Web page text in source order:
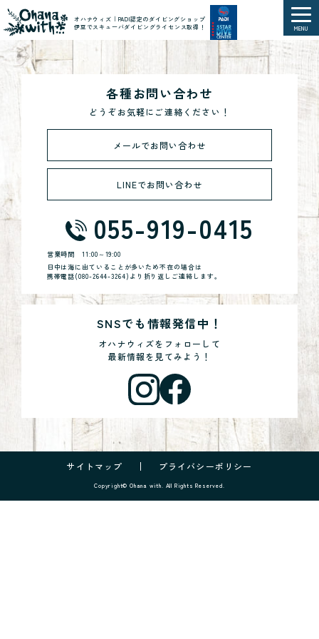
オハナウィズ｜PADI認定のダイビングショップ
伊豆でスキューバダイビングライセンス取得！
MENU
各種お問い合わせ
どうぞお気軽にご連絡ください！
メールでお問い合わせ
LINEでお問い合わせ
055-919-0415
営業時間11:00～19:00
日中は海に出ていることが多いため不在の場合は
携帯電話(080-2644-3264)より折り返しご連絡します。
SNSでも情報発信中！
オハナウィズをフォローして
最新情報を見てみよう！
サイトマップ プライバシーポリシー
Copyright© Ohana with. All Rights Reserved.